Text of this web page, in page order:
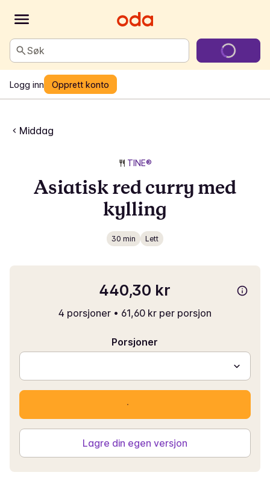
Søk
Logg inn Opprett konto
Middag
TINE®
Asiatisk red curry med
kylling
30 min Lett
440,30 kr
4 porsjoner • 61,60 kr per porsjon
Porsjoner
Lagre din egen versjon